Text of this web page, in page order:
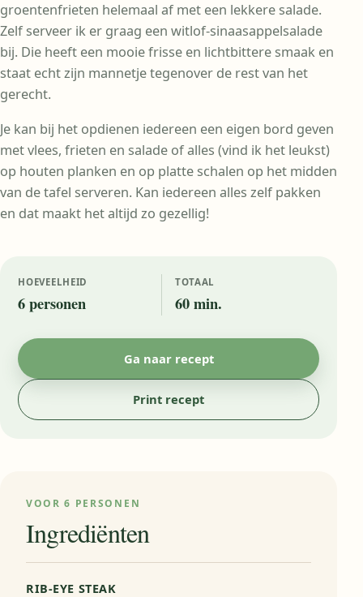
groentenfrieten helemaal af met een lekkere salade.
Zelf serveer ik er graag een witlof-sinaasappelsalade
bij. Die heeft een mooie frisse en lichtbittere smaak en
staat echt zijn mannetje tegenover de rest van het
gerecht.
Je kan bij het opdienen iedereen een eigen bord geven
met vlees, frieten en salade of alles (vind ik het leukst)
op houten planken en op platte schalen op het midden
van de tafel serveren. Kan iedereen alles zelf pakken
en dat maakt het altijd zo gezellig!
HOEVEELHEID
6 personen
TOTAAL
60 min.
Ga naar recept
Print recept
VOOR 6 PERSONEN
Ingrediënten
RIB-EYE STEAK